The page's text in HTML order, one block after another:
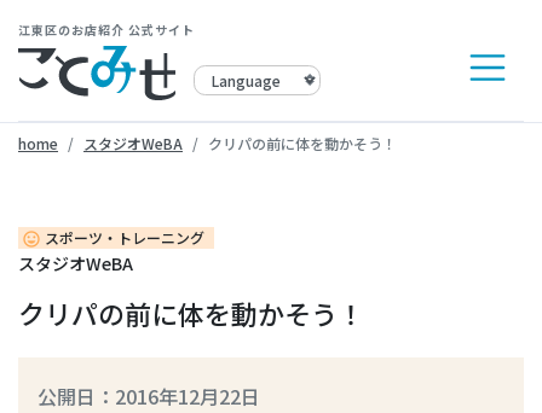
江東区のお店紹介 公式サイト
home スタジオWeBA クリパの前に体を動かそう！
insert_emoticon スポーツ・トレーニング
スタジオWeBA
クリパの前に体を動かそう！
公開日：2016年12月22日